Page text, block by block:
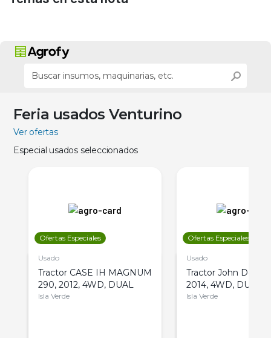
Feria usados Venturino
Ver ofertas
Especial usados seleccionados
Ofertas Especiales
Usado
Tractor CASE IH MAGNUM
290, 2012, 4WD, DUAL
Isla Verde
Ofertas Especiales
Usado
Tractor John Deere
2014, 4WD, DUAL
Isla Verde